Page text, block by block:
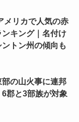
メリカで人気の赤
キング｜名付け
ントン州の傾向も
の山火事に連邦
郡と3部族が対象